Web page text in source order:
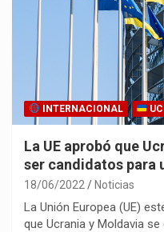
INTERNACIONAL
La UE aprobó que
ser candidatos para
18/06/2022 Noticias
La Unión Europea (UE)
que Ucrania y Moldavia